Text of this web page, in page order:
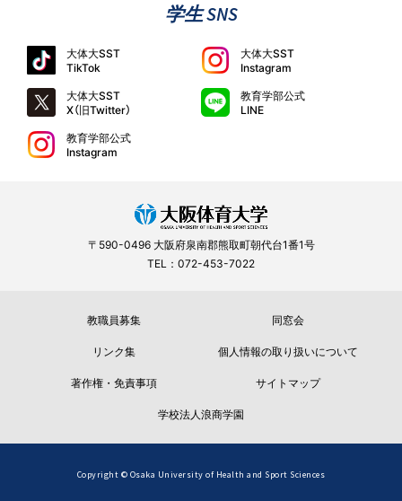
学生 SNS
大体大SST
TikTok
大体大SST
Instagram
大体大SST
X（旧Twitter）
教育学部公式
LINE
教育学部公式
Instagram
〒590-0496 大阪府泉南郡熊取町朝代台1番1号
TEL：072-453-7022
教職員募集
同窓会
リンク集
個人情報の取り扱いについて
著作権・免責事項
サイトマップ
学校法人浪商学園
Copyright © Osaka University of Health and Sport Sciences